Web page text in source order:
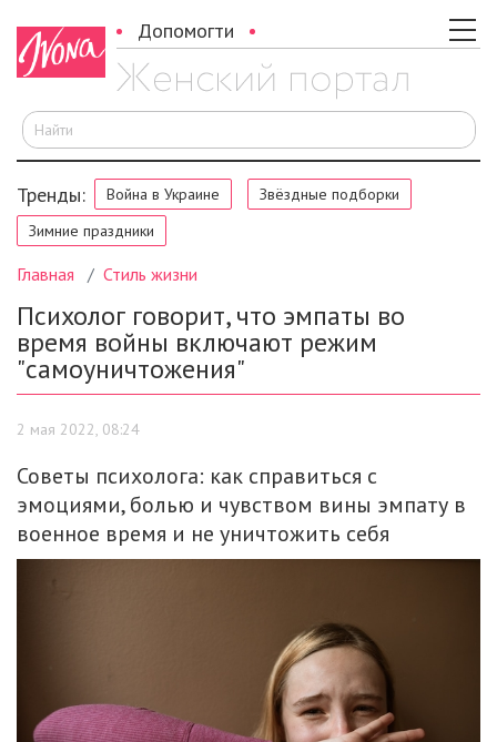
Допомогти
Тренды: Война в Украине
Звёздные подборки
Зимние праздники
Главная Стиль жизни
Психолог говорит, что эмпаты во
время войны включают режим
"самоуничтожения"
2 мая 2022, 08:24
Советы психолога: как справиться с
эмоциями, болью и чувством вины эмпату в
военное время и не уничтожить себя